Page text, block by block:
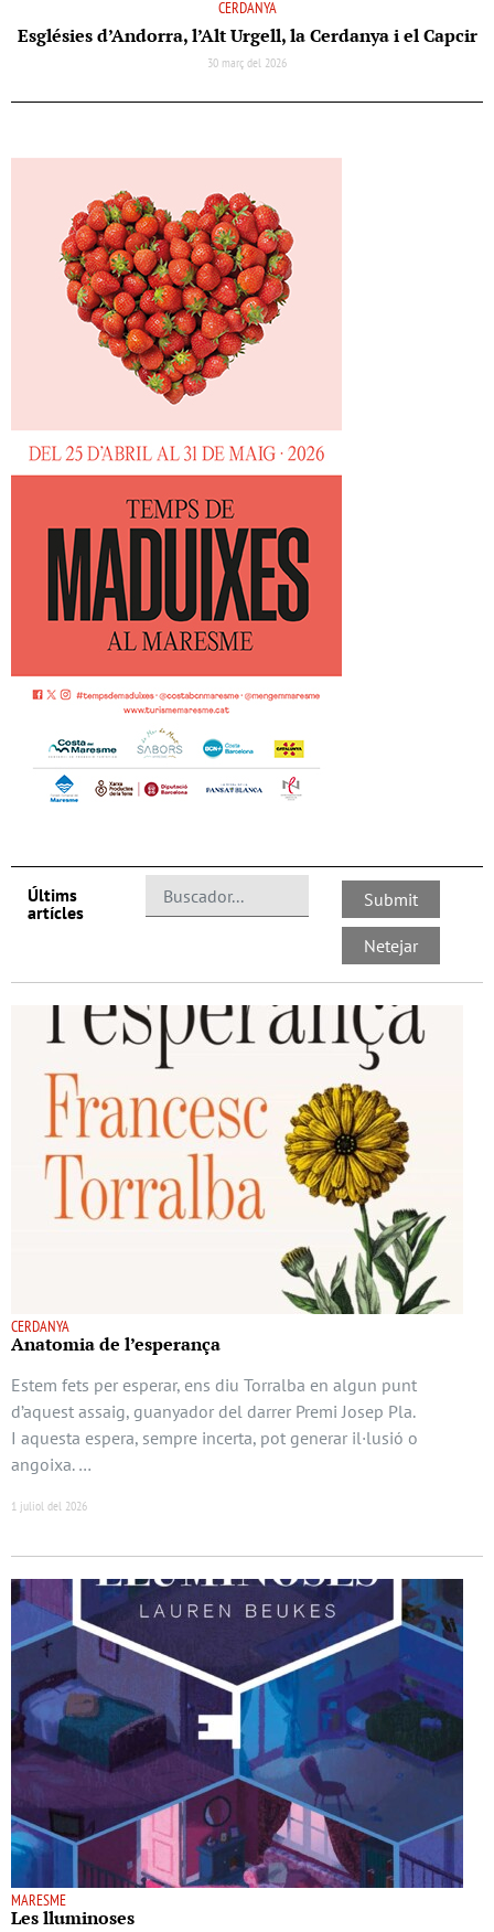
CERDANYA
Esglésies d’Andorra, l’Alt Urgell, la Cerdanya i el Capcir
30 març del 2026
Últims
artícles
CERDANYA
Anatomia de l’esperança
Estem fets per esperar, ens diu Torralba en algun punt
d’aquest assaig, guanyador del darrer Premi Josep Pla.
I aquesta espera, sempre incerta, pot generar il·lusió o
angoixa. …
1 juliol del 2026
MARESME
Les lluminoses